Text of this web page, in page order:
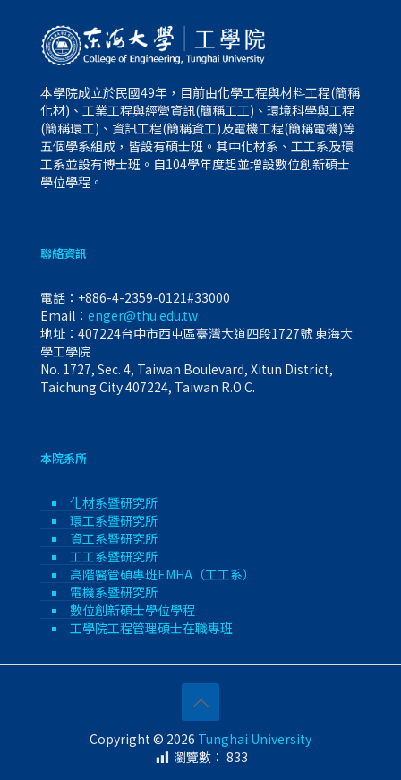
本學院成立於民國49年，目前由化學工程與材料工程(簡稱
化材)、工業工程與經營資訊(簡稱工工)、環境科學與工程
(簡稱環工)、資訊工程(簡稱資工)及電機工程(簡稱電機)等
五個學系組成，皆設有碩士班。其中化材系、工工系及環
工系並設有博士班。自104學年度起並增設數位創新碩士
學位學程。
聯絡資訊
電話： +886-4-2359-0121#33000
Email： enger@thu.edu.tw
地址：407224台中市西屯區臺灣大道四段1727號 東海大
學工學院
No. 1727, Sec. 4, Taiwan Boulevard, Xitun District,
Taichung City 407224, Taiwan R.O.C.
本院系所
化材系暨研究所
環工系暨研究所
資工系暨研究所
工工系暨研究所
高階醫管碩專班EMHA（工工系）
電機系暨研究所
數位創新碩士學位學程
工學院工程管理碩士在職專班
Copyright © 2026 Tunghai University
瀏覽數： 833